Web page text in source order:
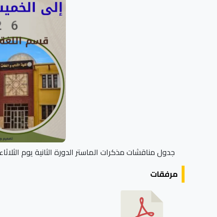
جدول مناقشات مذكرات الماستر الدورة الثانية يوم الثلاثاء 09جوان إلى الخميس 11جوان
مرفقات